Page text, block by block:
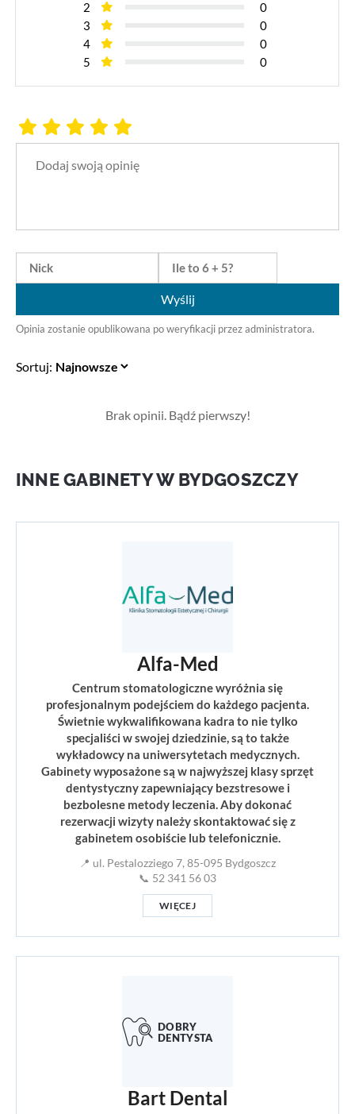
2
0
3
0
4
0
5
0
Wyślij
Opinia zostanie opublikowana po weryfikacji przez administratora.
Sortuj:
Brak opinii. Bądź pierwszy!
INNE GABINETY W BYDGOSZCZY
Alfa-Med
Centrum stomatologiczne wyróżnia się
profesjonalnym podejściem do każdego pacjenta.
Świetnie wykwalifikowana kadra to nie tylko
specjaliści w swojej dziedzinie, są to także
wykładowcy na uniwersytetach medycznych.
Gabinety wyposażone są w najwyższej klasy sprzęt
dentystyczny zapewniający bezstresowe i
bezbolesne metody leczenia. Aby dokonać
rezerwacji wizyty należy skontaktować się z
gabinetem osobiście lub telefonicznie.
📍 ul. Pestalozziego 7, 85-095 Bydgoszcz
📞 52 341 56 03
WIĘCEJ
Bart Dental